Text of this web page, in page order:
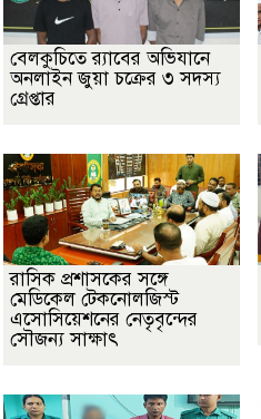
বেলকুচিতে র‌্যাবের অভিযানে
অনলাইন জুয়া চক্রের ৩ সদস্য
গ্রেপ্তার
​রাসিক প্রশাসকের সঙ্গে
মেডিকেল টেকনোলজিস্ট
এসোসিয়েশনের নেতৃবৃন্দের
সৌজন্য সাক্ষাৎ